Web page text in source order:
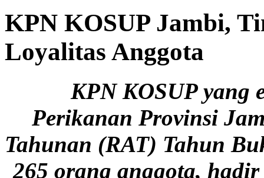
KPN KOSUP Jambi,
Loyalitas Anggota
KPN KOSUP yang
Perikanan Provinsi
Tahunan (RAT) Tahun
265 orang anggota, hadir